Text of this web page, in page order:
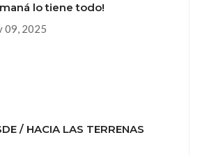
lo tiene todo!
09, 2025
/ HACIA LAS TERRENAS